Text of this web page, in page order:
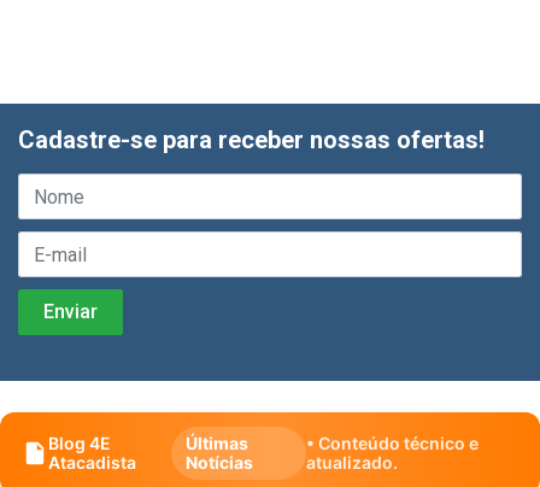
Cadastre-se para receber nossas ofertas!
Blog 4E
Atacadista
Últimas
Notícias
• Conteúdo técnico e
atualizado.